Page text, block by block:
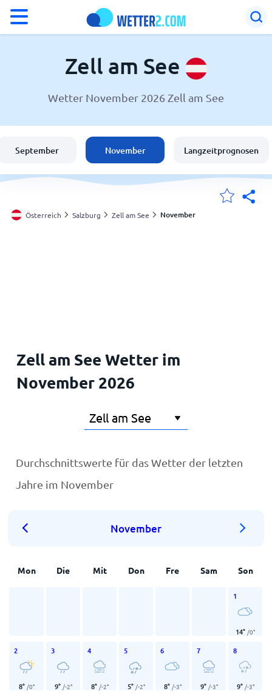
Wetter in Zell am See
Schweiz
Deutschland
Zell am See
Wetter November 2026 Zell am See
September November Langzeitprognosen
Österreich Salzburg Zell am See November
Zell am See Wetter im
November 2026
Durchschnittswerte für das Wetter der letzten
Jahre im November
November
Mon Die Mit Don Fre Sam Son
1
14° /0°
2
8° /0°
3
9° /-2°
4
8° /-2°
5
5° /-2°
6
8° /-3°
7
9° /-3°
8
9° /-3°